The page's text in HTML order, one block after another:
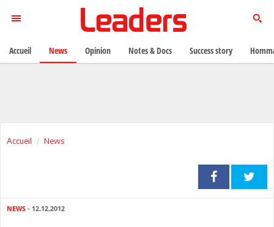
Accueil News
NEWS - 12.12.2012
Accueil News Opinion Notes & Docs Success story